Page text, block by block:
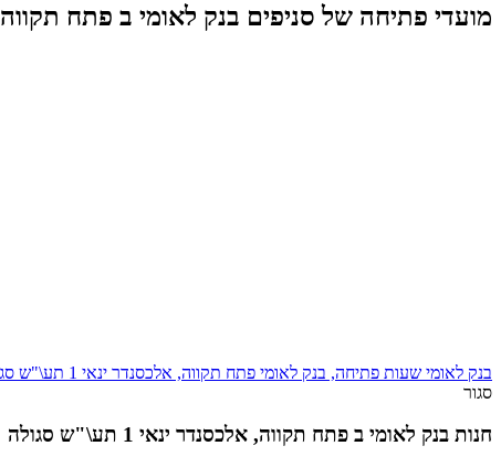
מועדי פתיחה של סניפים בנק לאומי ב פתח תקווה
בנק לאומי שעות פתיחה, בנק לאומי פתח תקווה, אלכסנדר ינאי 1 תע\"ש סגולה
סגור
חנות בנק לאומי ב פתח תקווה, אלכסנדר ינאי 1 תע\"ש סגולה